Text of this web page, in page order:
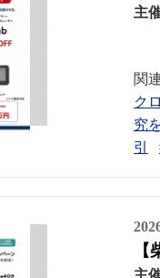
主
関
ク
究
引
主